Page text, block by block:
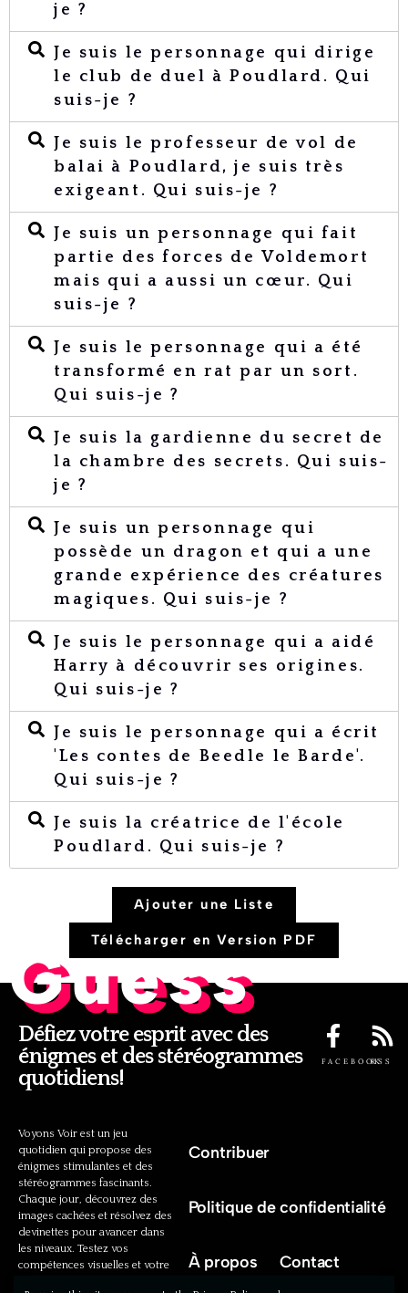
je ?
Je suis le personnage qui dirige
le club de duel à Poudlard. Qui
suis-je ?
Je suis le professeur de vol de
balai à Poudlard, je suis très
exigeant. Qui suis-je ?
Je suis un personnage qui fait
partie des forces de Voldemort
mais qui a aussi un cœur. Qui
suis-je ?
Je suis le personnage qui a été
transformé en rat par un sort.
Qui suis-je ?
Je suis la gardienne du secret de
la chambre des secrets. Qui suis-
je ?
Je suis un personnage qui
possède un dragon et qui a une
grande expérience des créatures
magiques. Qui suis-je ?
Je suis le personnage qui a aidé
Harry à découvrir ses origines.
Qui suis-je ?
Je suis le personnage qui a écrit
'Les contes de Beedle le Barde'.
Qui suis-je ?
Je suis la créatrice de l'école
Poudlard. Qui suis-je ?
Ajouter une Liste
Télécharger en Version PDF
Guess
Défiez votre esprit avec des
énigmes et des stéréogrammes
quotidiens!
FACEBOOKRSS
Voyons Voir est un jeu
quotidien qui propose des
énigmes stimulantes et des
stéréogrammes fascinants.
Chaque jour, découvrez des
images cachées et résolvez des
devinettes pour avancer dans
les niveaux. Testez vos
compétences visuelles et votre
Contribuer
Politique de confidentialité
À propos Contact